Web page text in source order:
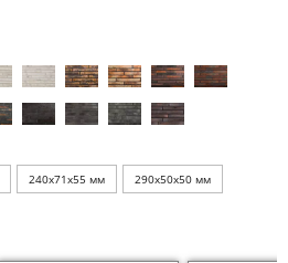
240x71x55 мм 290x50x50 мм